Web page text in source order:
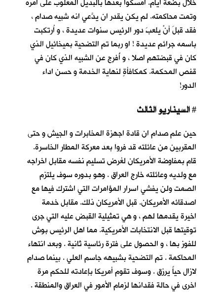
وتمت محاكمته. لم يكن يقدر ان يدَّعي انه شبيه صدام ،
فقد قبلَ أنْ يلعبَ دور الرئيس سنوات عديدة ، و اُرتكبت
باسمه جرائم عديدة ! او ربما تم التضحية بميخائيل الذي
كان في قبضتهم اصلا ، و أُفرِج عن الشبيه الذي كان في
قفص المحكمة. كمكافأةٍ لنهاية الخدمة و حسن اداء
الدور!
#
حين علم صدام ان قادة اجهزة المخابرات و الجيش و حتى
المقربين من عائلته قد فروا بعد معركة المطار الخاسرة.
قام بمفاوضة الأمريكان لغرض تسليم نفسه مقابل اخراجه
مع ولديه وعائلته خارج العراق . وهو بدوره سوف يلتزم
الصمت ولن يفشي اسرار المؤامرات التي اشترك فيها مع
اصدقائه الأمريكان. قبل الأمريكان ذلك. مقابل خدمة
اخيرة يقدمها لهم ، و هي تمثيلية القبض عليه التي جرى
توقيتها قبل الانتخابات الأمريكية. مما اهل الرئيس بوش
للفوز بها ، و الحصول على فترة رئاسية ثانية . وبعد انتهاء
المحاكمة . تم التضحية بشبيهه جاسم العلي . بينما صدام
لازال حياً يرزق . وسوف تقوم أمريكا بإعادته للحكم مرة
اخرى في حالة فقدانها لزمام الأمور في العراق والمنطقة .